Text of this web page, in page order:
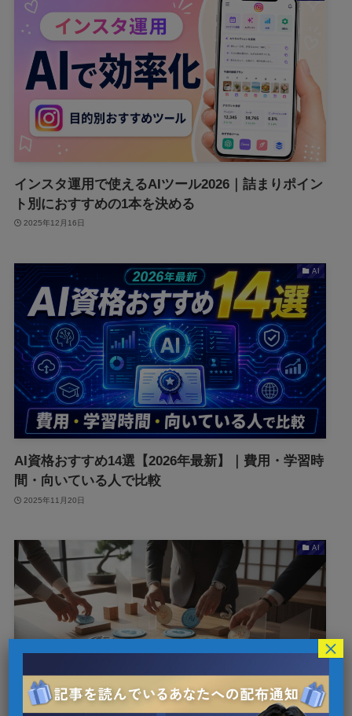
インスタ運用で使えるAIツール2026｜詰まりポイン
ト別におすすめの1本を決める
2025年12月16日
AI
AI資格おすすめ14選【2026年最新】｜費用・学習時
間・向いている人で比較
2025年11月20日
AI
×